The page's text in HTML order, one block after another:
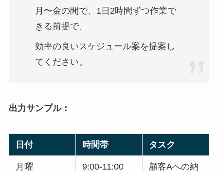
月〜金の間で、1日2時間ずつ作業で
きる前提で、
効率の良いスケジュール案を提案し
てください。
出力サンプル：
日付 時間帯 タスク
月曜 9:00-11:00
顧客Aへの納